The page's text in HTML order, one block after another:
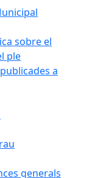
sobre el
ple
a
generals